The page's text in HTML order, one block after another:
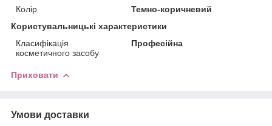
Колір
Темно-коричневий
Користувальницькі характеристики
Класифікація
косметичного засобу
Професійна
Приховати
Умови доставки